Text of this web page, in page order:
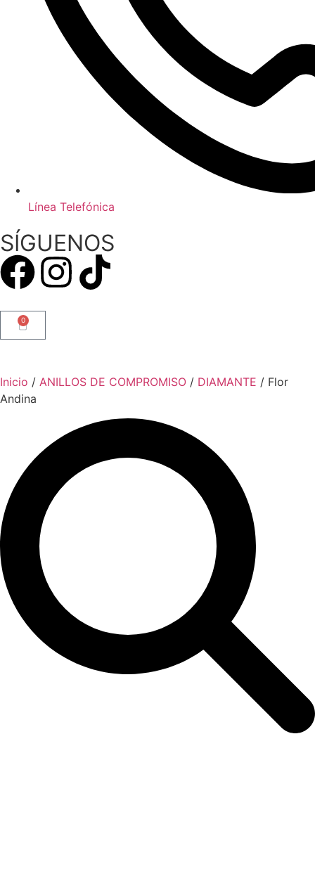
Línea Telefónica
SÍGUENOS
0
Inicio / ANILLOS DE COMPROMISO / DIAMANTE / Flor
Andina